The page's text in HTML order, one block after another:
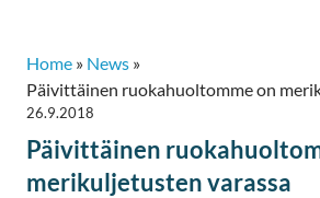
Home » News »
Päivittäinen ruokahuoltomme on
26.9.2018
Päivittäinen
merikuljetusten varassa